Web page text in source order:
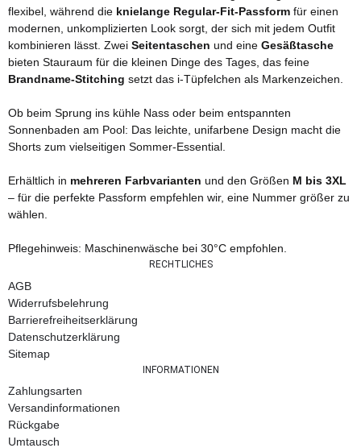
flexibel, während die knielange Regular-Fit-Passform für einen
modernen, unkomplizierten Look sorgt, der sich mit jedem Outfit
kombinieren lässt. Zwei Seitentaschen und eine Gesäßtasche
bieten Stauraum für die kleinen Dinge des Tages, das feine
Brandname-Stitching setzt das i-Tüpfelchen als Markenzeichen.
Ob beim Sprung ins kühle Nass oder beim entspannten
Sonnenbaden am Pool: Das leichte, unifarbene Design macht die
Shorts zum vielseitigen Sommer-Essential.
Erhältlich in mehreren Farbvarianten und den Größen M bis 3XL
– für die perfekte Passform empfehlen wir, eine Nummer größer zu
wählen.
Pflegehinweis: Maschinenwäsche bei 30°C empfohlen.
RECHTLICHES
AGB
Widerrufsbelehrung
Barrierefreiheitserklärung
Datenschutzerklärung
Sitemap
INFORMATIONEN
Zahlungsarten
Versandinformationen
Rückgabe
Umtausch